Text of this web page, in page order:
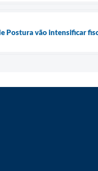
Postura vão intensificar